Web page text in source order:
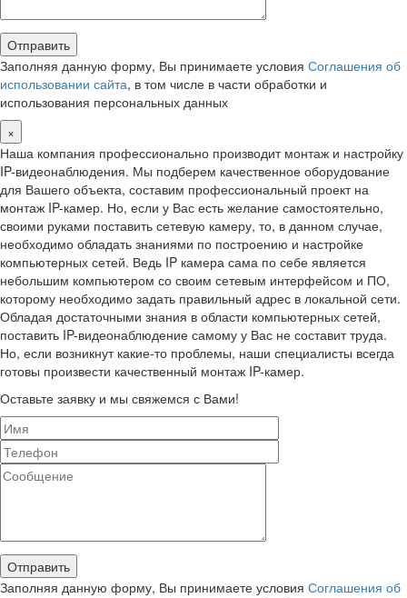
Заполняя данную форму, Вы принимаете условия Соглашения об
использовании сайта, в том числе в части обработки и
использования персональных данных
×
Наша компания профессионально производит монтаж и настройку
IP-видеонаблюдения. Мы подберем качественное оборудование
для Вашего объекта, составим профессиональный проект на
монтаж IP-камер. Но, если у Вас есть желание самостоятельно,
своими руками поставить сетевую камеру, то, в данном случае,
необходимо обладать знаниями по построению и настройке
компьютерных сетей. Ведь IP камера сама по себе является
небольшим компьютером со своим сетевым интерфейсом и ПО,
которому необходимо задать правильный адрес в локальной сети.
Обладая достаточными знания в области компьютерных сетей,
поставить IP-видеонаблюдение самому у Вас не составит труда.
Но, если возникнут какие-то проблемы, наши специалисты всегда
готовы произвести качественный монтаж IP-камер.
Оставьте заявку и мы свяжемся с Вами!
Заполняя данную форму, Вы принимаете условия Соглашения об